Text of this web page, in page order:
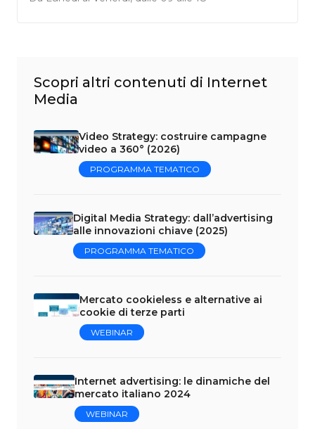
Scopri altri contenuti di Internet
Media
Video Strategy: costruire campagne
video a 360° (2026)
PROGRAMMA TEMATICO
Digital Media Strategy: dall’advertising
alle innovazioni chiave (2025)
PROGRAMMA TEMATICO
Mercato cookieless e alternative ai
cookie di terze parti
WEBINAR
Internet advertising: le dinamiche del
mercato italiano 2024
WEBINAR